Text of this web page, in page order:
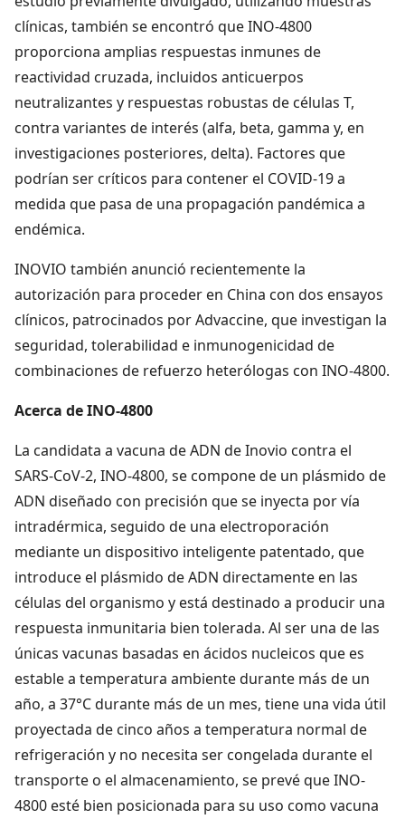
clínicas, también se encontró que INO-4800
proporciona amplias respuestas inmunes de
reactividad cruzada, incluidos anticuerpos
neutralizantes y respuestas robustas de células T,
contra variantes de interés (alfa, beta, gamma y, en
investigaciones posteriores, delta). Factores que
podrían ser críticos para contener el COVID-19 a
medida que pasa de una propagación pandémica a
endémica.
INOVIO también anunció recientemente la
autorización para proceder en China con dos ensayos
clínicos, patrocinados por Advaccine, que investigan la
seguridad, tolerabilidad e inmunogenicidad de
combinaciones de refuerzo heterólogas con INO-4800.
Acerca de INO-4800
La candidata a vacuna de ADN de Inovio contra el
SARS-CoV-2, INO-4800, se compone de un plásmido de
ADN diseñado con precisión que se inyecta por vía
intradérmica, seguido de una electroporación
mediante un dispositivo inteligente patentado, que
introduce el plásmido de ADN directamente en las
células del organismo y está destinado a producir una
respuesta inmunitaria bien tolerada. Al ser una de las
únicas vacunas basadas en ácidos nucleicos que es
estable a temperatura ambiente durante más de un
año, a 37°C durante más de un mes, tiene una vida útil
proyectada de cinco años a temperatura normal de
refrigeración y no necesita ser congelada durante el
transporte o el almacenamiento, se prevé que INO-
4800 esté bien posicionada para su uso como vacuna